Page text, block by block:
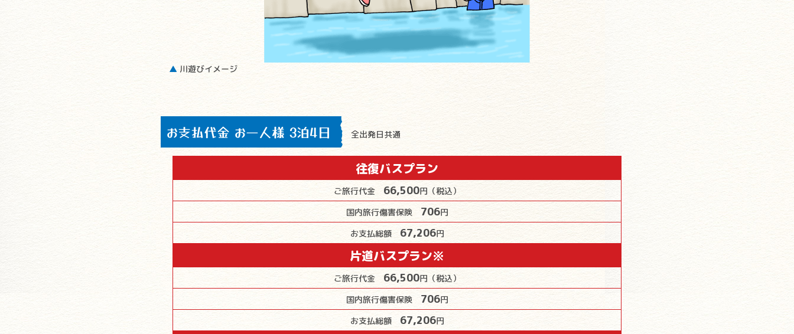
▲ 川遊びイメージ
お支払代金 お一人様 3泊4日 全出発日共通
往復バスプラン
ご旅行代金 66,500円（税込）
国内旅行傷害保険 706円
お支払総額 67,206円
片道バスプラン※
ご旅行代金 66,500円（税込）
国内旅行傷害保険 706円
お支払総額 67,206円